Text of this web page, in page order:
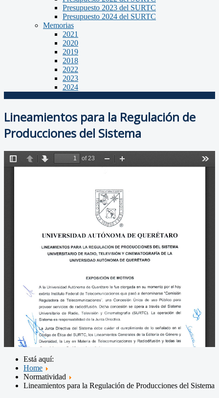
Presupuesto 2023 del SURTC
Presupuesto 2024 del SURTC
Memorias
2021
2020
2019
2018
2022
2023
2024
Lineamientos para la Regulación de
Producciones del Sistema
Está aquí:
Home
Normatividad
Lineamientos para la Regulación de Producciones del Sistema